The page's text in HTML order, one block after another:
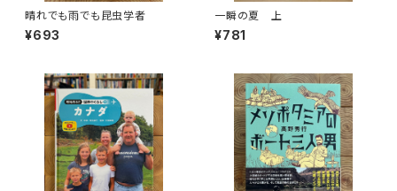
晴れでも雨でも昆虫学者
¥693
一瞬の夏 上
¥781